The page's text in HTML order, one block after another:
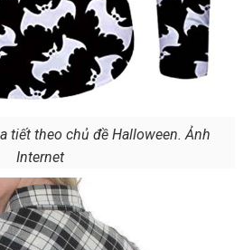
tiết theo chủ đề Halloween. Ảnh
Internet